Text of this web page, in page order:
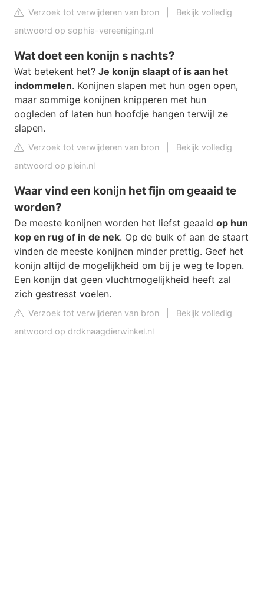
Verzoek tot verwijderen van bron
Bekijk volledig
antwoord op sophia-vereeniging.nl
Wat doet een konijn s nachts?
Wat betekent het? Je konijn slaapt of is aan het
indommelen. Konijnen slapen met hun ogen open,
maar sommige konijnen knipperen met hun
oogleden of laten hun hoofdje hangen terwijl ze
slapen.
Verzoek tot verwijderen van bron
Bekijk volledig
antwoord op plein.nl
Waar vind een konijn het fijn om geaaid te
worden?
De meeste konijnen worden het liefst geaaid op hun
kop en rug of in de nek. Op de buik of aan de staart
vinden de meeste konijnen minder prettig. Geef het
konijn altijd de mogelijkheid om bij je weg te lopen.
Een konijn dat geen vluchtmogelijkheid heeft zal
zich gestresst voelen.
Verzoek tot verwijderen van bron
Bekijk volledig
antwoord op drdknaagdierwinkel.nl